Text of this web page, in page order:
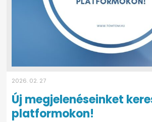
2026. 02. 27
Új megjelenéseinket
platformokon!